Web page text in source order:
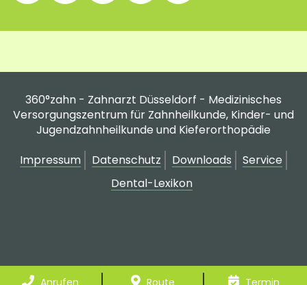
FanpagePraxis ChannelProfil
Profil
360°zahn - Zahnarzt Düsseldorf - Medizinisches
Versorgungszentrum für Zahnheilkunde, Kinder- und
Jugendzahnheilkunde und Kieferorthopädie
Impressum
Datenschutz Downloads
Service
Dental-Lexikon
Anrufen Route Termin